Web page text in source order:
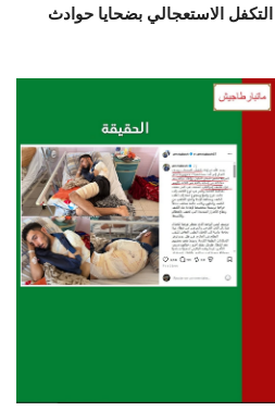
التكفل الاستعجالي بضحايا حوادث